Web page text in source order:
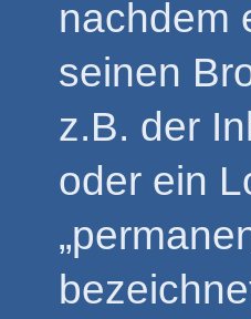
nachdem
seinen
z.B. der
oder ein